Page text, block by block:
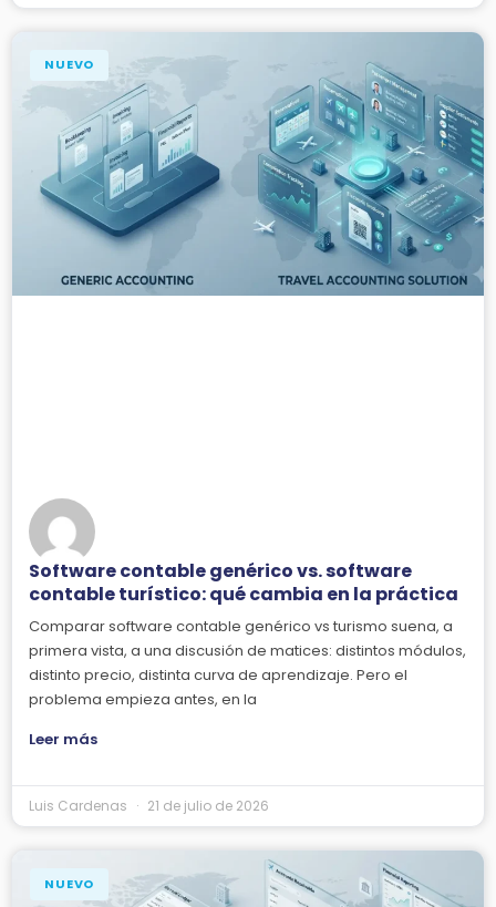
NUEVO
Software contable genérico vs. software
contable turístico: qué cambia en la práctica
Comparar software contable genérico vs turismo suena, a
primera vista, a una discusión de matices: distintos módulos,
distinto precio, distinta curva de aprendizaje. Pero el
problema empieza antes, en la
Leer más
Luis Cardenas 21 de julio de 2026
NUEVO